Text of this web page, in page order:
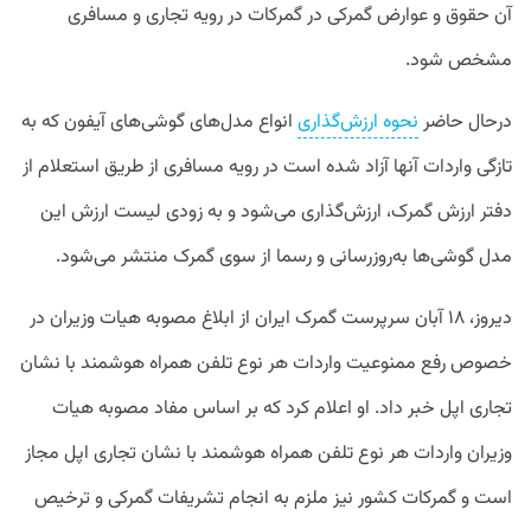
آن حقوق و عوارض گمرکی در گمرکات در رویه تجاری و مسافری
مشخص شود.
درحال حاضر نحوه ارزش‌گذاری انواع مدل‌های گوشی‌های آیفون که به
تازگی واردات آنها آزاد شده است در رویه مسافری از طریق استعلام از
دفتر ارزش گمرک، ارزش‌گذاری می‌شود و به زودی لیست ارزش این
مدل گوشی‌ها به‌روزرسانی و رسما از سوی گمرک منتشر می‌شود.
دیروز، ۱۸ آبان سرپرست گمرک ایران از ابلاغ مصوبه هیات وزیران در
خصوص رفع ممنوعیت واردات هر نوع تلفن همراه هوشمند با نشان
تجاری اپل خبر داد. او اعلام کرد که بر اساس مفاد مصوبه هیات
وزیران واردات هر نوع تلفن همراه هوشمند با نشان تجاری اپل مجاز
است و گمرکات کشور نیز ملزم به انجام تشریفات گمرکی و ترخیص